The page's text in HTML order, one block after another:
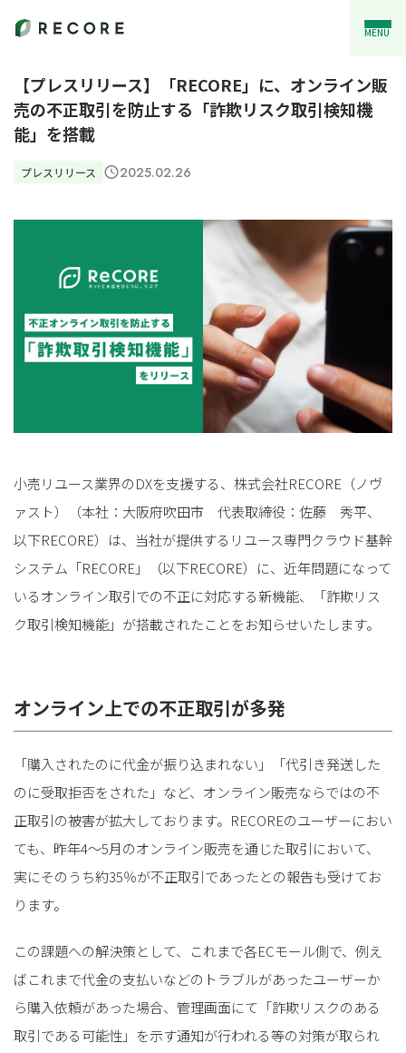
MENU
【プレスリリース】「RECORE」に、オンライン販
売の不正取引を防止する「詐欺リスク取引検知機
能」を搭載
プレスリリース 2025.02.26
小売リユース業界のDXを支援する、株式会社RECORE（ノヴ
ァスト）（本社：大阪府吹田市 代表取締役：佐藤 秀平、
以下RECORE）は、当社が提供するリユース専門クラウド基幹
システム「RECORE」（以下RECORE）に、近年問題になって
いるオンライン取引での不正に対応する新機能、「詐欺リス
ク取引検知機能」が搭載されたことをお知らせいたします。
オンライン上での不正取引が多発
「購入されたのに代金が振り込まれない」「代引き発送した
のに受取拒否をされた」など、オンライン販売ならではの不
正取引の被害が拡大しております。RECOREのユーザーにおい
ても、昨年4〜5月のオンライン販売を通じた取引において、
実にそのうち約35％が不正取引であったとの報告も受けてお
ります。
この課題への解決策として、これまで各ECモール側で、例え
ばこれまで代金の支払いなどのトラブルがあったユーザーか
ら購入依頼があった場合、管理画面にて「詐欺リスクのある
取引である可能性」を示す通知が行われる等の対策が取られ